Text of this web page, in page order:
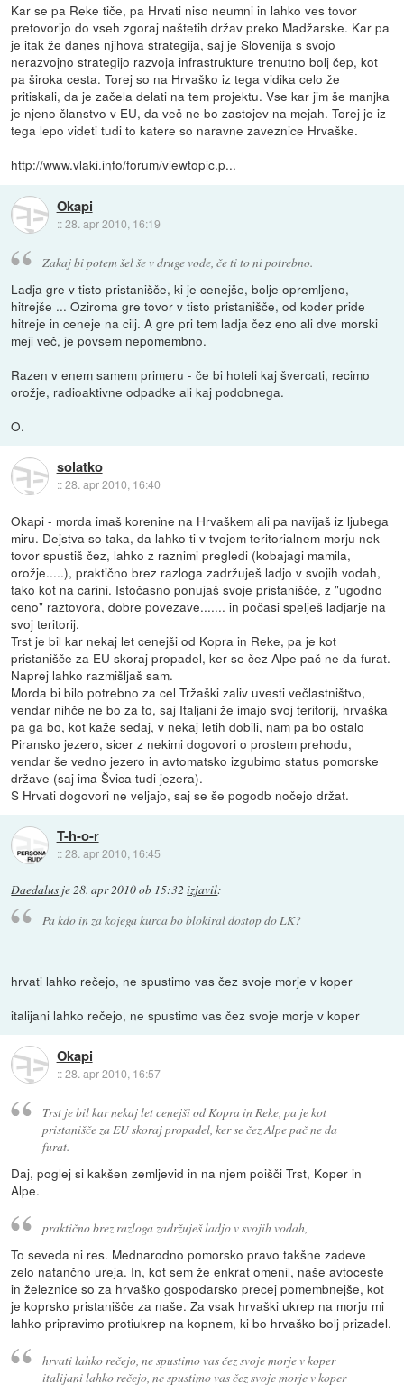
Kar se pa Reke tiče, pa Hrvati niso neumni in lahko ves tovor
pretovorijo do vseh zgoraj naštetih držav preko Madžarske. Kar pa
je itak že danes njihova strategija, saj je Slovenija s svojo
nerazvojno strategijo razvoja infrastrukture trenutno bolj čep, kot
pa široka cesta. Torej so na Hrvaško iz tega vidika celo že
pritiskali, da je začela delati na tem projektu. Vse kar jim še manjka
je njeno članstvo v EU, da več ne bo zastojev na mejah. Torej je iz
tega lepo videti tudi to katere so naravne zaveznice Hrvaške.
http://www.vlaki.info/forum/viewtopic.p...
Okapi
::28. apr 2010, 16:19
Zakaj bi potem šel še v druge vode, če ti to ni potrebno.
Ladja gre v tisto pristanišče, ki je cenejše, bolje opremljeno,
hitrejše ... Oziroma gre tovor v tisto pristanišče, od koder pride
hitreje in ceneje na cilj. A gre pri tem ladja čez eno ali dve morski
meji več, je povsem nepomembno.
Razen v enem samem primeru - če bi hoteli kaj švercati, recimo
orožje, radioaktivne odpadke ali kaj podobnega.
O.
solatko
::28. apr 2010, 16:40
Okapi - morda imaš korenine na Hrvaškem ali pa navijaš iz ljubega
miru. Dejstva so taka, da lahko ti v tvojem teritorialnem morju nek
tovor spustiš čez, lahko z raznimi pregledi (kobajagi mamila,
orožje.....), praktično brez razloga zadržuješ ladjo v svojih vodah,
tako kot na carini. Istočasno ponujaš svoje pristanišče, z "ugodno
ceno" raztovora, dobre povezave....... in počasi spelješ ladjarje na
svoj teritorij.
Trst je bil kar nekaj let cenejši od Kopra in Reke, pa je kot
pristanišče za EU skoraj propadel, ker se čez Alpe pač ne da furat.
Naprej lahko razmišljaš sam.
Morda bi bilo potrebno za cel Tržaški zaliv uvesti večlastništvo,
vendar nihče ne bo za to, saj Italjani že imajo svoj teritorij, hrvaška
pa ga bo, kot kaže sedaj, v nekaj letih dobili, nam pa bo ostalo
Piransko jezero, sicer z nekimi dogovori o prostem prehodu,
vendar še vedno jezero in avtomatsko izgubimo status pomorske
države (saj ima Švica tudi jezera).
S Hrvati dogovori ne veljajo, saj se še pogodb nočejo držat.
T-h-o-r
::28. apr 2010, 16:45
Daedalus je28. apr 2010 ob 15:32 izjavil:
Pa kdo in za kojega kurca bo blokiral dostop do LK?
hrvati lahko rečejo, ne spustimo vas čez svoje morje v koper
italijani lahko rečejo, ne spustimo vas čez svoje morje v koper
Okapi
::28. apr 2010, 16:57
Trst je bil kar nekaj let cenejši od Kopra in Reke, pa je kot
pristanišče za EU skoraj propadel, ker se čez Alpe pač ne da
furat.
Daj, poglej si kakšen zemljevid in na njem poišči Trst, Koper in
Alpe.
praktično brez razloga zadržuješ ladjo v svojih vodah,
To seveda ni res. Mednarodno pomorsko pravo takšne zadeve
zelo natančno ureja. In, kot sem že enkrat omenil, naše avtoceste
in železnice so za hrvaško gospodarsko precej pomembnejše, kot
je koprsko pristanišče za naše. Za vsak hrvaški ukrep na morju mi
lahko pripravimo protiukrep na kopnem, ki bo hrvaško bolj prizadel.
hrvati lahko rečejo, ne spustimo vas čez svoje morje v koper
italijani lahko rečejo, ne spustimo vas čez svoje morje v koper